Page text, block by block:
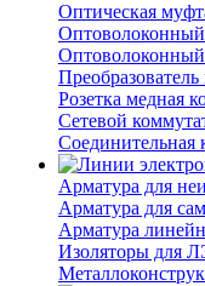
Оптическая
Оптоволоконный
Розетка медная
Сетевой
Соединительная
Арматура для
Арматура для
Арматура
Изоляторы для